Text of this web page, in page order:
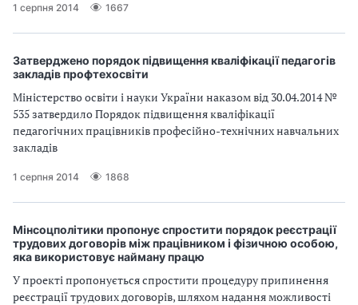
1 серпня 2014 1667
Затверджено порядок підвищення кваліфікації педагогів
закладів профтехосвіти
Міністерство освіти і науки України наказом від 30.04.2014 №
535 затвердило Порядок підвищення кваліфікації
педагогічних працівників професійно-технічних навчальних
закладів
1 серпня 2014 1868
Мінсоцполітики пропонує спростити порядок реєстрації
трудових договорів між працівником і фізичною особою,
яка використовує найману працю
У проекті пропонується спростити процедуру припинення
реєстрації трудових договорів, шляхом надання можливості